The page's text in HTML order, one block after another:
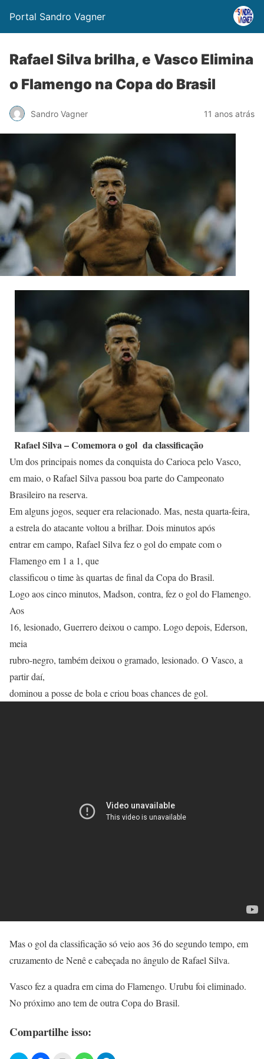
Portal Sandro Vagner
Rafael Silva brilha, e Vasco Elimina
o Flamengo na Copa do Brasil
Sandro Vagner 11 anos atrás
Rafael Silva – Comemora o gol da classificação
Um dos principais nomes da conquista do Carioca pelo Vasco,
em maio, o Rafael Silva passou boa parte do Campeonato
Brasileiro na reserva.
Em alguns jogos, sequer era relacionado. Mas, nesta quarta-feira,
a estrela do atacante voltou a brilhar. Dois minutos após
entrar em campo, Rafael Silva fez o gol do empate com o
Flamengo em 1 a 1, que
classificou o time às quartas de final da Copa do Brasil.
Logo aos cinco minutos, Madson, contra, fez o gol do Flamengo.
Aos
16, lesionado, Guerrero deixou o campo. Logo depois, Ederson,
meia
rubro-negro, também deixou o gramado, lesionado. O Vasco, a
partir daí,
dominou a posse de bola e criou boas chances de gol.
Mas o gol da classificação só veio aos 36 do segundo tempo, em
cruzamento de Nenê e cabeçada no ângulo de Rafael Silva.
Vasco fez a quadra em cima do Flamengo. Urubu foi eliminado.
No próximo ano tem de outra Copa do Brasil.
Compartilhe isso: